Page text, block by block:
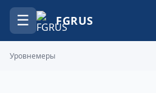
☰ FGRUS
Уровнемеры